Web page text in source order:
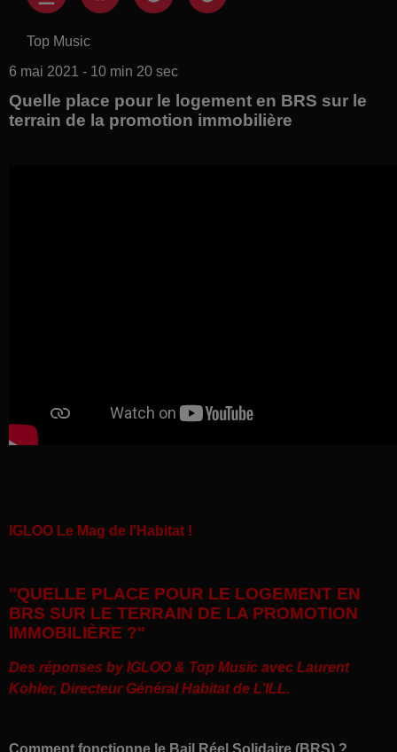
Top Music
6 mai 2021 - 10 min 20 sec
Quelle place pour le logement en BRS sur le
terrain de la promotion immobilière
IGLOO Le Mag de l'Habitat !
"QUELLE PLACE POUR LE LOGEMENT EN
BRS SUR LE TERRAIN DE LA PROMOTION
IMMOBILIÈRE ?"
Des réponses by IGLOO & Top Music avec Laurent
Kohler, Directeur Général Habitat de L’ILL.
Comment fonctionne le Bail Réel Solidaire (BRS) ?